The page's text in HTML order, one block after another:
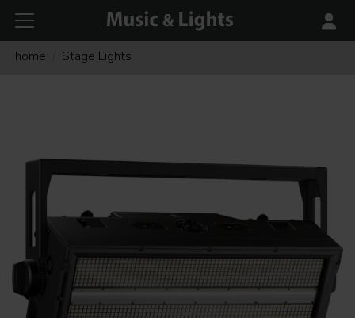
home Stage Lights